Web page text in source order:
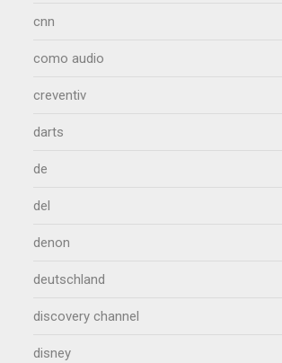
cnn
como audio
creventiv
darts
de
del
denon
deutschland
discovery channel
disney